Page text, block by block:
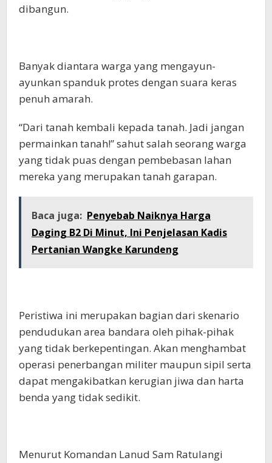
dibangun.
Banyak diantara warga yang mengayun-
ayunkan spanduk protes dengan suara keras
penuh amarah.
“Dari tanah kembali kepada tanah. Jadi jangan
permainkan tanah!” sahut salah seorang warga
yang tidak puas dengan pembebasan lahan
mereka yang merupakan tanah garapan.
Baca juga: Penyebab Naiknya Harga
Daging B2 Di Minut, Ini Penjelasan Kadis
Pertanian Wangke Karundeng
Peristiwa ini merupakan bagian dari skenario
pendudukan area bandara oleh pihak-pihak
yang tidak berkepentingan. Akan menghambat
operasi penerbangan militer maupun sipil serta
dapat mengakibatkan kerugian jiwa dan harta
benda yang tidak sedikit.
Menurut Komandan Lanud Sam Ratulangi